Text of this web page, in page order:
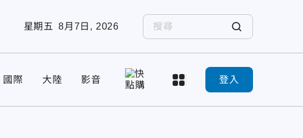
星期五 8月7日, 2026
國際 大陸 影音 登入